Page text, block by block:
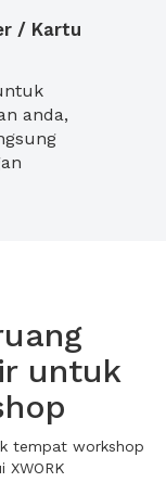
/ Kartu
anda,
untuk
tempat workshop